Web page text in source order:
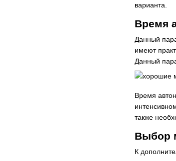
варианта.
Время
Данный
имеют
Данный
Время
также
Выбор
К